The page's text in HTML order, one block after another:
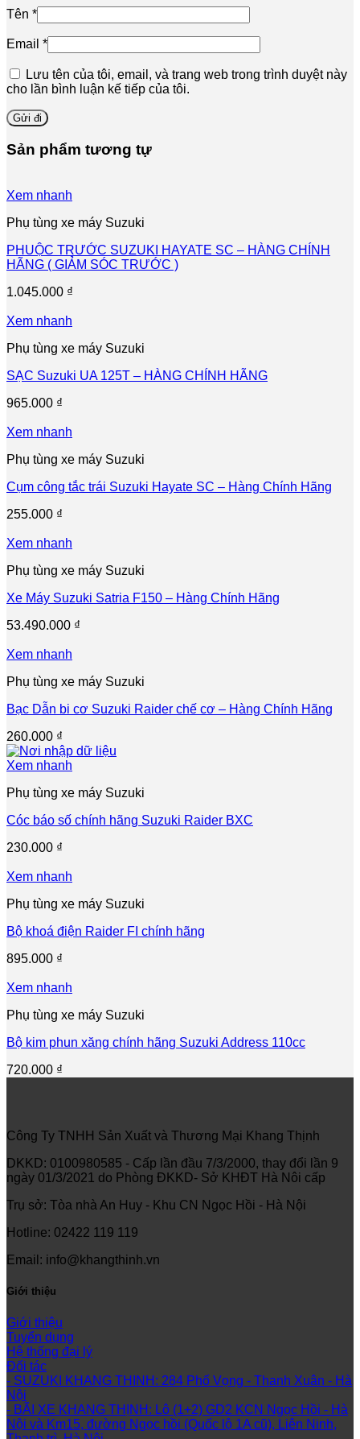
Tên *
Email *
Lưu tên của tôi, email, và trang web trong trình duyệt này
cho lần bình luận kế tiếp của tôi.
Sản phẩm tương tự
Xem nhanh
Phụ tùng xe máy Suzuki
PHUỘC TRƯỚC SUZUKI HAYATE SC – HÀNG CHÍNH
HÃNG ( GIẢM SÓC TRƯỚC )
1.045.000 ₫
Xem nhanh
Phụ tùng xe máy Suzuki
SẠC Suzuki UA 125T – HÀNG CHÍNH HÃNG
965.000 ₫
Xem nhanh
Phụ tùng xe máy Suzuki
Cụm công tắc trái Suzuki Hayate SC – Hàng Chính Hãng
255.000 ₫
Xem nhanh
Phụ tùng xe máy Suzuki
Xe Máy Suzuki Satria F150 – Hàng Chính Hãng
53.490.000 ₫
Xem nhanh
Phụ tùng xe máy Suzuki
Bạc Dẫn bi cơ Suzuki Raider chế cơ – Hàng Chính Hãng
260.000 ₫
Xem nhanh
Phụ tùng xe máy Suzuki
Cóc báo số chính hãng Suzuki Raider BXC
230.000 ₫
Xem nhanh
Phụ tùng xe máy Suzuki
Bộ khoá điện Raider FI chính hãng
895.000 ₫
Xem nhanh
Phụ tùng xe máy Suzuki
Bộ kim phun xăng chính hãng Suzuki Address 110cc
720.000 ₫
Công Ty TNHH Sản Xuất và Thương Mại Khang Thịnh
DKKD: 0100980585 - Cấp lần đầu 7/3/2000, thay đổi lần 9
ngày 01/3/2021 do Phòng ĐKKD- Sở KHĐT Hà Nôi cấp
Trụ sở: Tòa nhà An Huy - Khu CN Ngọc Hồi - Hà Nội
Hotline: 02422 119 119
Email: info@khangthinh.vn
Giới thiệu
Giới thiệu
Tuyển dụng
Hệ thống đại lý
Đối tác
- SUZUKI KHANG THINH: 284 Phố Vọng - Thanh Xuân - Hà
Nội
- BÃI XE KHANG THỊNH: Lô (1+2) GD2 KCN Ngọc Hồi - Hà
Nội và Km15, đường Ngọc hồi (Quốc lộ 1A cũ), Liên Ninh,